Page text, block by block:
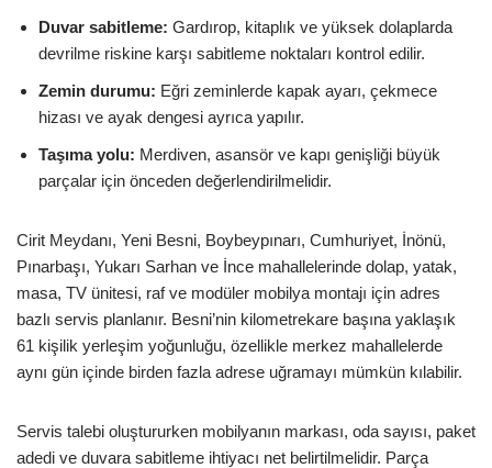
Duvar sabitleme: Gardırop, kitaplık ve yüksek dolaplarda
devrilme riskine karşı sabitleme noktaları kontrol edilir.
Zemin durumu: Eğri zeminlerde kapak ayarı, çekmece
hizası ve ayak dengesi ayrıca yapılır.
Taşıma yolu: Merdiven, asansör ve kapı genişliği büyük
parçalar için önceden değerlendirilmelidir.
Cirit Meydanı, Yeni Besni, Boybeypınarı, Cumhuriyet, İnönü,
Pınarbaşı, Yukarı Sarhan ve İnce mahallelerinde dolap, yatak,
masa, TV ünitesi, raf ve modüler mobilya montajı için adres
bazlı servis planlanır. Besni’nin kilometrekare başına yaklaşık
61 kişilik yerleşim yoğunluğu, özellikle merkez mahallelerde
aynı gün içinde birden fazla adrese uğramayı mümkün kılabilir.
Servis talebi oluştururken mobilyanın markası, oda sayısı, paket
adedi ve duvara sabitleme ihtiyacı net belirtilmelidir. Parça